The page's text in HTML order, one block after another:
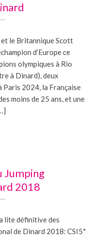
et le Britannique Scott
d’Europe ce
olympiques à Rio
à Dinard), deux
Paris 2024, la Française
moins de 25 ans, et une
Jumping
2018
lite définitive des
de Dinard 2018: CSI5*